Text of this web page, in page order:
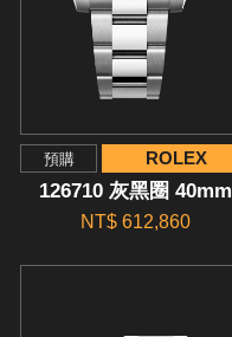
預購 ROLEX
126710 灰黑圈 40mm
NT$ 612,860